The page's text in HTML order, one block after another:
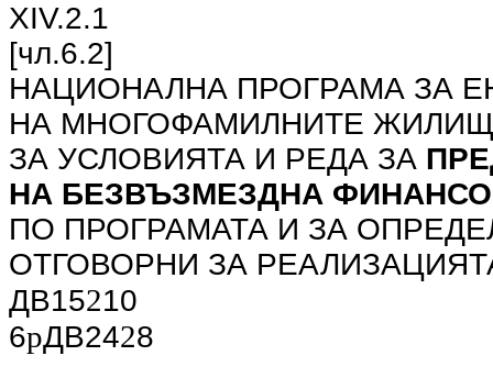
ХIV.2.1
[чл.6.2]
НАЦИОНАЛНА ПРОГРАМА ЗА
НА МНОГОФАМИЛНИТЕ
ЗА УСЛОВИЯТА И РЕДА ЗА
НА БЕЗВЪЗМЕЗДНА
ПО ПРОГРАМАТА И ЗА
ОТГОВОРНИ ЗА
ДВ15210
6pДВ2428